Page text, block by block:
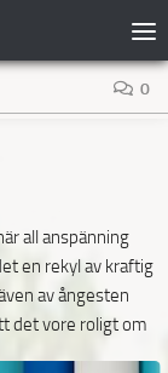
0
all anspänning
en rekyl av kraftig
av ångesten
det vore roligt om